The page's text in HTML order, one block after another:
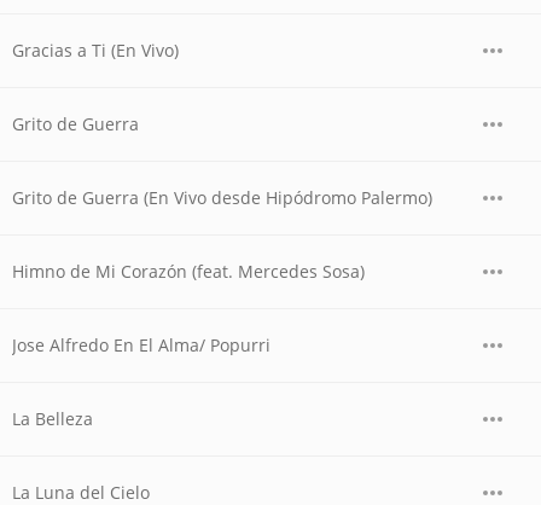
Gracias a Ti (En Vivo)
Grito de Guerra
Grito de Guerra (En Vivo desde Hipódromo Palermo)
Himno de Mi Corazón (feat. Mercedes Sosa)
Jose Alfredo En El Alma/ Popurri
La Belleza
La Luna del Cielo